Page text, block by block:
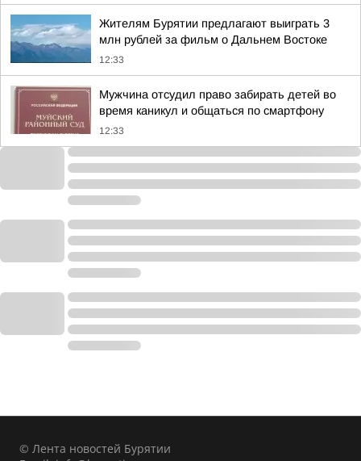
Жителям Бурятии предлагают выиграть 3
млн рублей за фильм о Дальнем Востоке
12:33
Мужчина отсудил право забирать детей во
время каникул и общаться по смартфону
12:33
© Лента новостей Бурятии